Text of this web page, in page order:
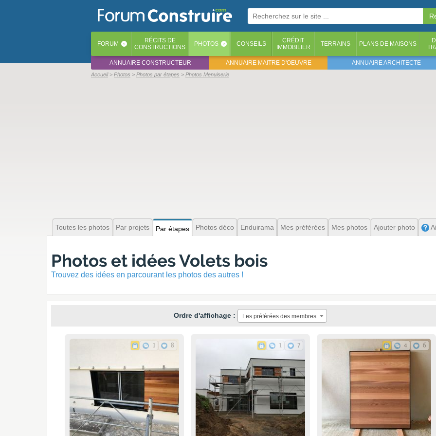
FORUM ‹ RÉCITS DE
CONSTRUCTIONS
PHOTOS ‹ CONSEILS
CRÉDIT
IMMOBILIER
TERRAINS PLANS DE MAISONS
ANNUAIRE CONSTRUCTEUR ANNUAIRE MAITRE D'OEUVRE ANNUAIRE ARCHITECTE
Accueil Photos Photos par étapes Photos Menuiserie
Toutes les photos Par projets Par étapes Photos déco Enduirama Mes préférées Mes photos Ajouter photo
Photos et idées Volets bois
Trouvez des idées en parcourant les photos des autres !
Ordre d'affichage : Les préférées des membres
1 8 1 7 4 6